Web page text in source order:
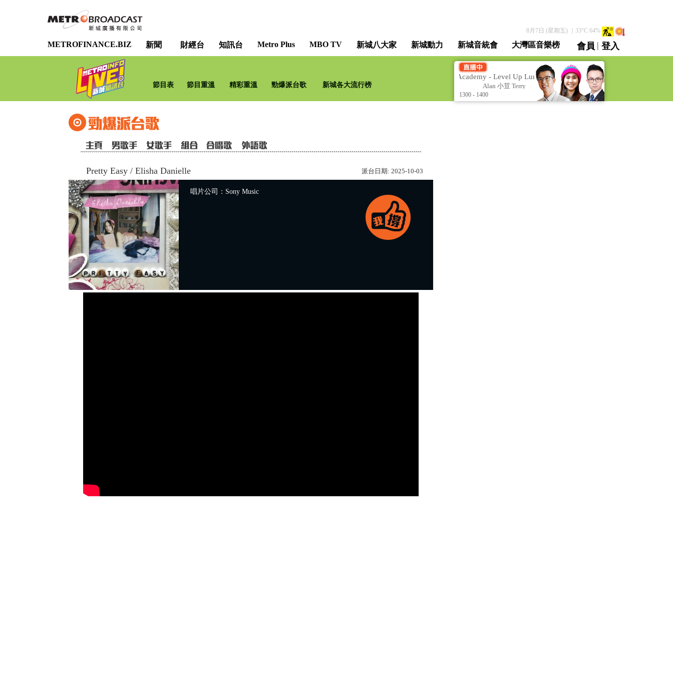
8月7日 (星期五)｜ 33°C 64%
METROFINANCE.BIZ 新聞 財經台 知訊台 Metro Plus MBO TV 新城八大家 新城動力 新城音統會 大灣區音樂榜 會員 | 登入
直播 / 重溫
節目表 節目重溫 精彩重溫 勁爆派台歌 新城各大流行榜
新城學院 - 「午」升級學堂 [Metro Academy - Level Up Luncheon] 新城學院 - 「午」升級學堂
Alan 小荳 Terry
1300 - 1400
Pretty Easy / Elisha Danielle 派台日期: 2025-10-03
唱片公司：Sony Music